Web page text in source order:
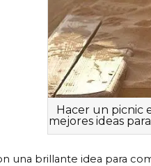
Hacer un picnic
mejores ideas
una brillante idea para